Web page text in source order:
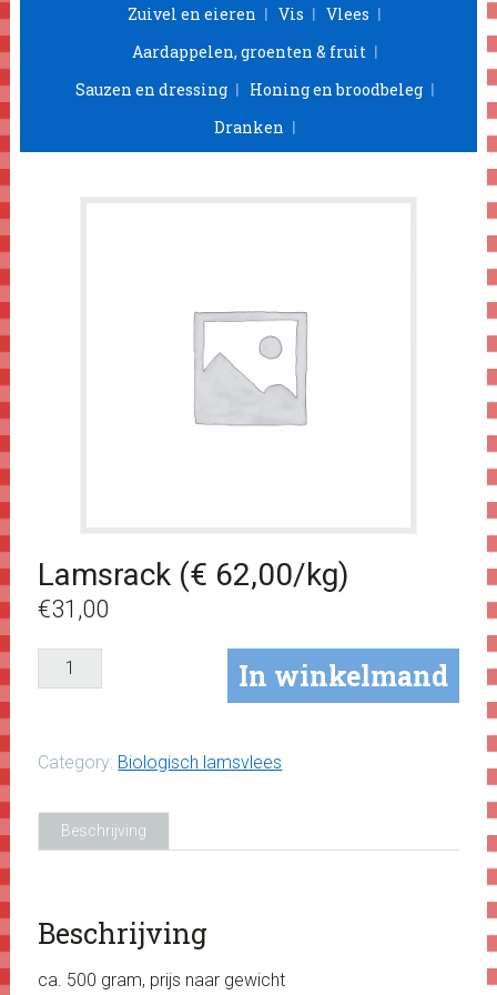
Zuivel en eieren
Vis
Vlees
Aardappelen, groenten & fruit
Sauzen en dressing
Honing en broodbeleg
Dranken
Lamsrack (€ 62,00/kg)
€31,00
Lamsrack
(€
In winkelmand
Category: Biologisch lamsvlees
Beschrijving
Beschrijving
ca. 500 gram, prijs naar gewicht